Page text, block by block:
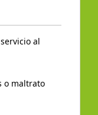
al
o maltrato